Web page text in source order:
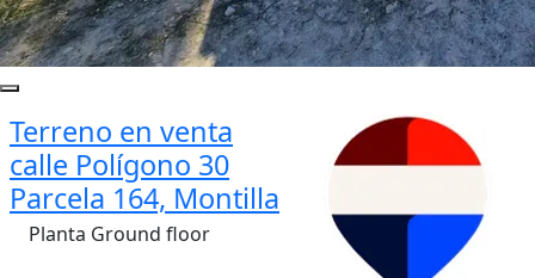
Terreno en venta
calle Polígono 30
Parcela 164, Montilla
Planta Ground floor